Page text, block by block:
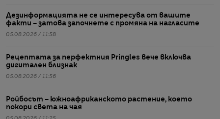
Дезинформацията не се интересува от вашите
факти – затова започнете с промяна на нагласите
05.08.2026 / 11:58
Рецептата за перфектния Pringles вече включва
дигитален близнак
05.08.2026 / 11:56
Ройбосът – южноафриканското растение, което
покори света на чая